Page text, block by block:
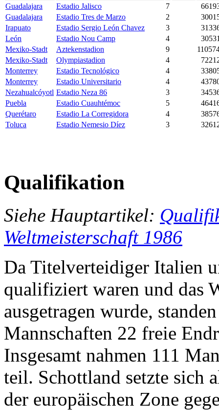
Guadalajara
Estadio Jalisco 7
Guadalajara
Estadio Tres de Marzo 2
Irapuato
Estadio Sergio León Chavez 3
León
Estadio Nou Camp 4
Mexiko-Stadt
Aztekenstadion 9
Mexiko-Stadt
Olympiastadion 4
Monterrey
Estadio Tecnológico 4
Monterrey
Estadio Universitario 4
Nezahualcóyotl Estadio Neza 86 3
Puebla
Estadio Cuauhtémoc 5
Querétaro
Estadio La Corregidora 4
Toluca
Estadio Nemesio Díez 3
Qualifikation
Siehe Hauptartikel:
Weltmeisterschaft 1986
Da Titelverteidiger Italien
qualifiziert waren und das
ausgetragen wurde,
Mannschaften 22 freie
Insgesamt nahmen 111
teil. Schottland setzte sich
der europäischen Zone